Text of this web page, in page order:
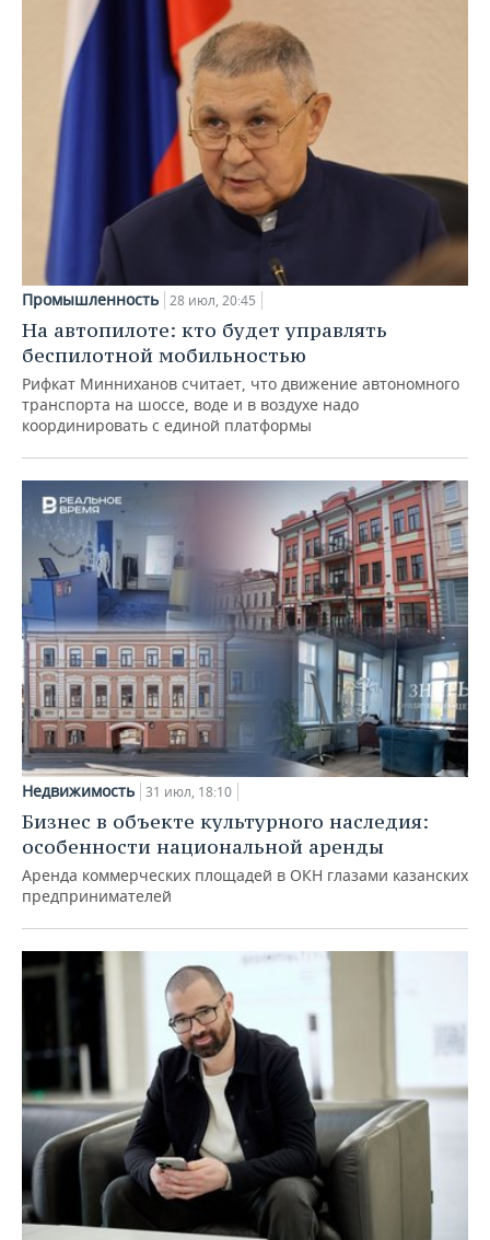
Промышленность 28 июл, 20:45
На автопилоте: кто будет управлять
беспилотной мобильностью
Рифкат Минниханов считает, что движение автономного
транспорта на шоссе, воде и в воздухе надо
координировать с единой платформы
Недвижимость 31 июл, 18:10
Бизнес в объекте культурного наследия:
особенности национальной аренды
Аренда коммерческих площадей в ОКН глазами казанских
предпринимателей